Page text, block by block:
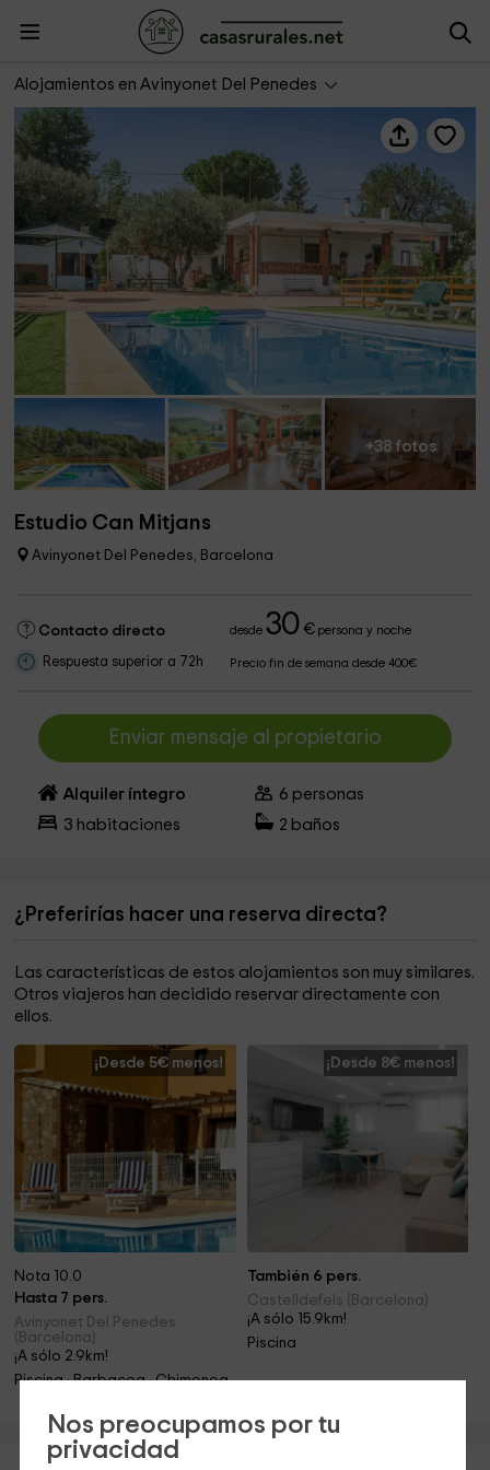
Nos preocupamos por tu
privacidad
Alojamientos en Avinyonet Del Penedes
Estudio Can Mitjans
+38 fotos
Estudio Can Mitjans
Avinyonet Del Penedes, Barcelona
Contacto directo desde30 €persona y noche
Respuesta superior a 72h Precio fin de semana desde 400€
Enviar mensaje al propietario
Alquiler íntegro 6 personas
3 habitaciones 2 baños
¿Preferirías hacer una reserva directa?
Las características de estos alojamientos son muy similares.
Otros viajeros han decidido reservar directamente con
ellos.
¡Desde 5€ menos!
Nota 10.0
Hasta 7 pers.
Avinyonet Del Penedes
(Barcelona)
¡A sólo 2.9km!
Piscina · Barbacoa · Chimenea
¡Desde 8€ menos!
También 6 pers.
Castelldefels (Barcelona)
¡A sólo 15.9km!
Piscina